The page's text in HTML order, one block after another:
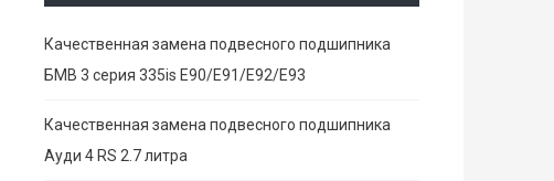
Качественная замена подвесного подшипника
БМВ 3 серия 335is E90/E91/E92/E93
Качественная замена подвесного подшипника
Ауди 4 RS 2.7 литра